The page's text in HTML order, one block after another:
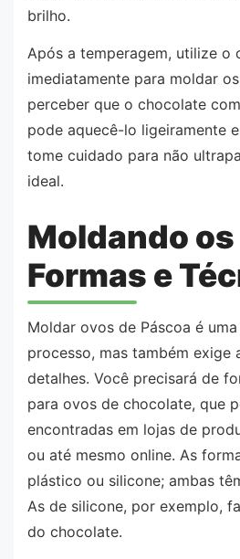
brilho.
Após a temperagem, utilize o
imediatamente para moldar
perceber que o chocolate
pode aquecê-lo ligeiramente
tome cuidado para não
ideal.
Moldando os
Formas e
Moldar ovos de Páscoa é
processo, mas também exige
detalhes. Você precisará de
para ovos de chocolate, que
encontradas em lojas de
ou até mesmo online. As
plástico ou silicone; ambas
As de silicone, por exemplo,
do chocolate.